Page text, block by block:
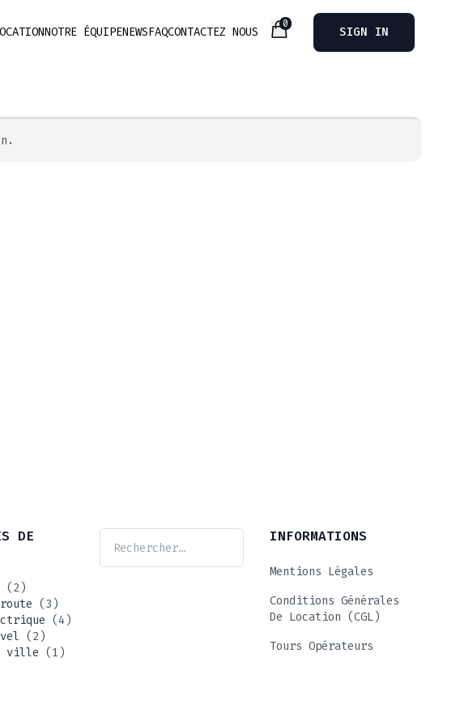
NOTRE ÉQUIPENEWSFAQCONTACTEZ NOUS
0
SIGN IN
DE
(2)
(3)
(4)
(2)
ville (1)
INFORMATIONS
Mentions Légales
Conditions Générales
De Location (CGL)
Tours Opérateurs